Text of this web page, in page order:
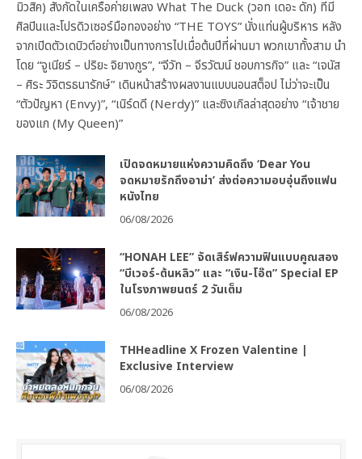
มิวสิค) สังกัดในเครือค่ายเพลง What The Duck (วอท เดอะ ดัก) ที่มี
ศิลปินและโปรดิวเซอร์มือทองอย่าง “THE TOYS” นั่งแท่นผู้บริหาร หลัง
จากเปิดตัวเดบิวต์อย่างเป็นทางการไปเมื่อต้นปีที่ผ่านมา พวกเขาทั้งสาม นำ
โดย “จูเนียร์ – ปริยะ จิยางกูร”, “จีวัท – จีรวัฒน์ ชอบการกิจ” และ “เจนัส
– ศิระ วิจิตรธนารักษ์” เดินหน้าสร้างผลงานแบบนอนสต็อป ไม่ว่าจะเป็น
“ตัวปัญหา (Envy)”, “เนิร์ดดี (Nerdy)” และซิงเกิลล่าสุดอย่าง “เจ้าชาย
ของแก (My Queen)”
เปิดจดหมายแห่งความคิดถึง ‘Dear You
จดหมายรักถึงอาม่า’ ส่งต่อความอบอุ่นถึงแฟน
หนังไทย
06/08/2026
“HONAH LEE” จัดเสิร์ฟความฟินแบบคูณสอง
“บีเวอร์-ต้นหลิว” และ “เงิน-โอ๊ต” Special EP
ในโรงภาพยนตร์ 2 วันเต็ม
06/08/2026
THHeadline X Frozen Valentine |
Exclusive Interview
06/08/2026